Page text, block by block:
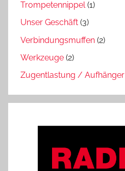
Trompetennippel(1)
Unser Geschäft (3)
Verbindungsmuffen (2)
Werkzeuge (2)
Zugentlastung / Aufhänger